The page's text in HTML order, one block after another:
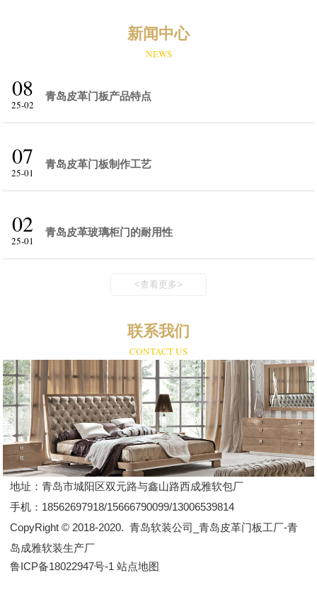
新闻中心
NEWS
08
25-02
青岛皮革门板产品特点
07
25-01
青岛皮革门板制作工艺
02
25-01
青岛皮革玻璃柜门的耐用性
<查看更多>
联系我们
CONTACT US
地址：青岛市城阳区双元路与鑫山路西成雅软包厂
手机： 18562697918/15666790099/13006539814
CopyRight © 2018-2020.青岛软装公司_青岛皮革门板工厂-青
岛成雅软装生产厂
鲁ICP备18022947号-1 站点地图